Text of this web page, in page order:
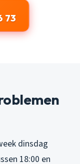
73
dinsdag
18:00 en